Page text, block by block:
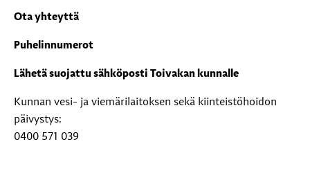
Ota yhteyttä
Puhelinnumerot
Lähetä suojattu sähköposti Toivakan kunnalle
Kunnan vesi- ja viemärilaitoksen sekä kiinteistöhoidon
päivystys:
0400 571 039